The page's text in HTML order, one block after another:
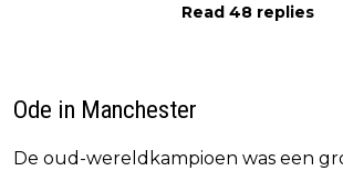
Read 48 replies
Ode in Manchester
De oud-wereldkampioen was een